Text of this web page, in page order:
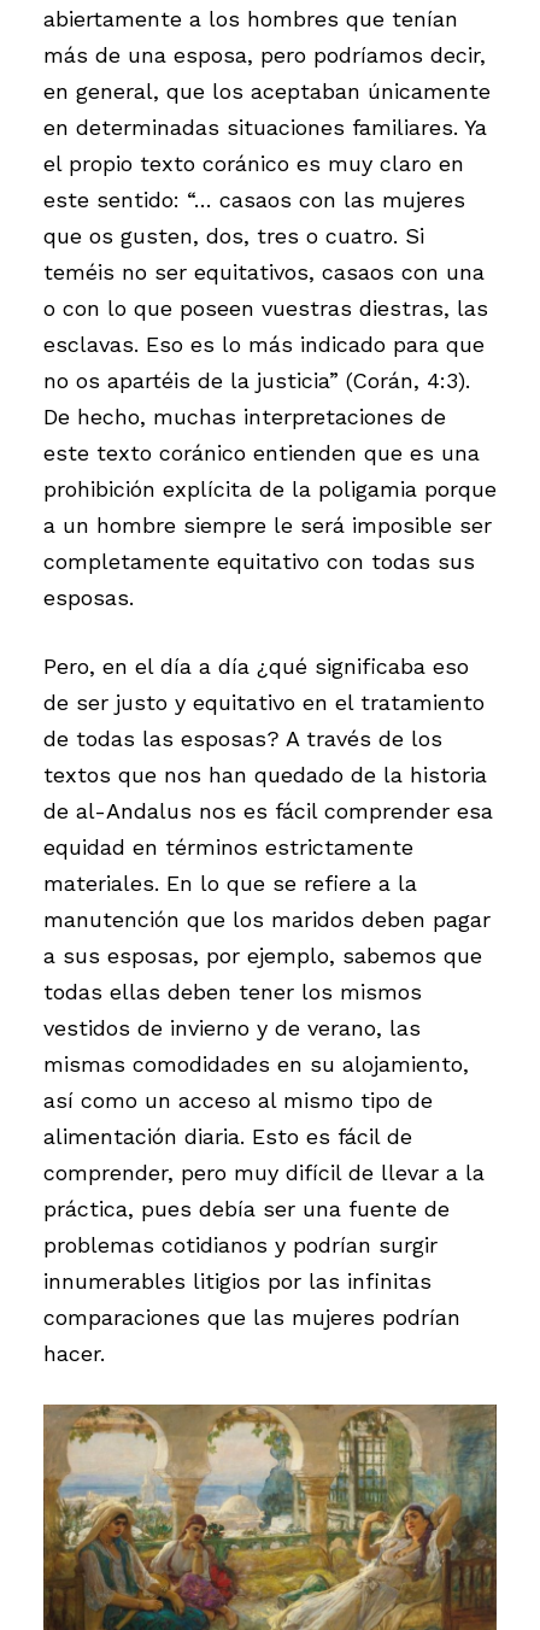
abiertamente a los hombres que tenían
más de una esposa, pero podríamos decir,
en general, que los aceptaban únicamente
en determinadas situaciones familiares. Ya
el propio texto coránico es muy claro en
este sentido: “… casaos con las mujeres
que os gusten, dos, tres o cuatro. Si
teméis no ser equitativos, casaos con una
o con lo que poseen vuestras diestras, las
esclavas. Eso es lo más indicado para que
no os apartéis de la justicia” (Corán, 4:3).
De hecho, muchas interpretaciones de
este texto coránico entienden que es una
prohibición explícita de la poligamia porque
a un hombre siempre le será imposible ser
completamente equitativo con todas sus
esposas.
Pero, en el día a día ¿qué significaba eso
de ser justo y equitativo en el tratamiento
de todas las esposas? A través de los
textos que nos han quedado de la historia
de al-Andalus nos es fácil comprender esa
equidad en términos estrictamente
materiales. En lo que se refiere a la
manutención que los maridos deben pagar
a sus esposas, por ejemplo, sabemos que
todas ellas deben tener los mismos
vestidos de invierno y de verano, las
mismas comodidades en su alojamiento,
así como un acceso al mismo tipo de
alimentación diaria. Esto es fácil de
comprender, pero muy difícil de llevar a la
práctica, pues debía ser una fuente de
problemas cotidianos y podrían surgir
innumerables litigios por las infinitas
comparaciones que las mujeres podrían
hacer.